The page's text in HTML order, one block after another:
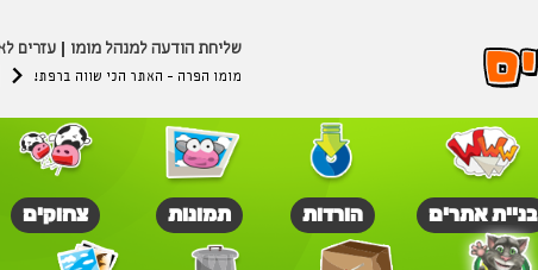
שליחת הודעה למנהל מומו עזרים
מומו הפרה - האתר הכי שווה ברפת!
בניית אתרים הורדות תמונות צחוקים